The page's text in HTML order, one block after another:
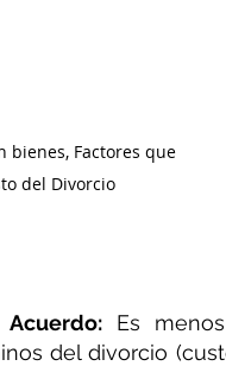
Liquidación de
bienes, Factores que
del Divorcio
Es
del divorcio